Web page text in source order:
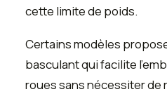
cette limite de poids.
Certains modèles
basculant qui facilite
roues sans nécessiter de